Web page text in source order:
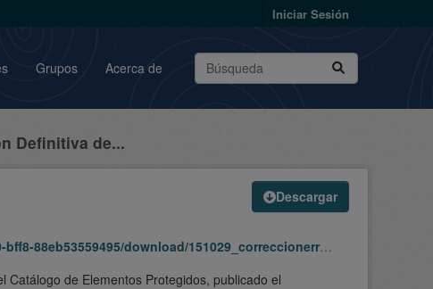
Iniciar Sesión
Grupos Acerca de
Definitiva de...
Descargar
151029_correccionerror_pgo_catalogo_ad-sipu.zip
de Elementos Protegidos, publicado el